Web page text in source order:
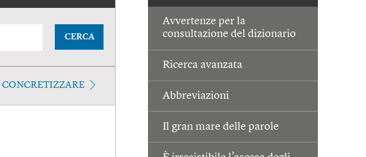
Avvertenze per la
consultazione del dizionario
Ricerca avanzata
Abbreviazioni
Il gran mare delle parole
CERCA
CONCRETIZZARE